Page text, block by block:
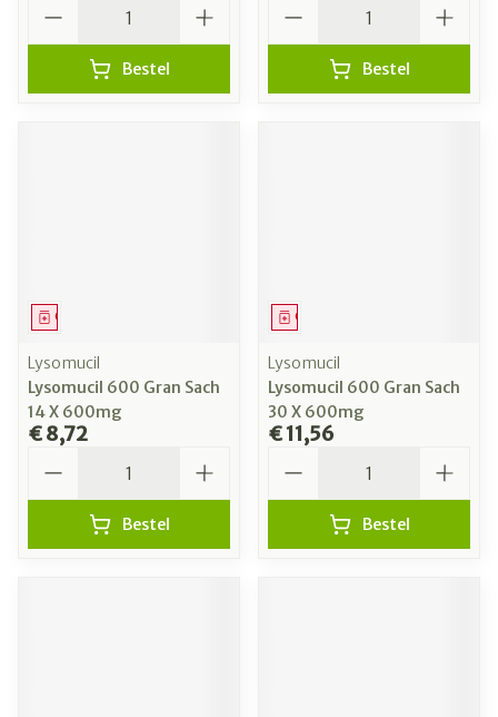
Bestel Bestel
Geneesmiddel
Lysomucil
Lysomucil 600 Gran Sach
14 X 600mg
€ 8,72
Bestel
Geneesmiddel
Lysomucil
Lysomucil 600 Gran Sach
30 X 600mg
€ 11,56
Bestel